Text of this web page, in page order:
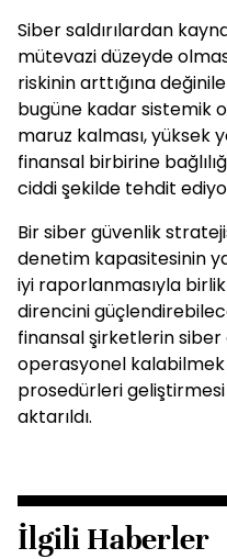
Siber saldırılardan
mütevazi düzeyde
riskinin arttığına
bugüne kadar sistemik
maruz kalması, yüksek
finansal birbirine
ciddi şekilde tehdit
Bir siber güvenlik
denetim kapasitesinin
iyi raporlanmasıyla
direncini
finansal şirketlerin siber
operasyonel
prosedürleri
aktarıldı.
İlgili Haberler